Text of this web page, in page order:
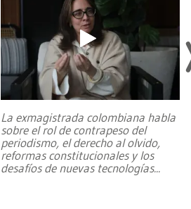
La exmagistrada colombiana habla
sobre el rol de contrapeso del
periodismo, el derecho al olvido,
reformas constitucionales y los
desafíos de nuevas tecnologías...